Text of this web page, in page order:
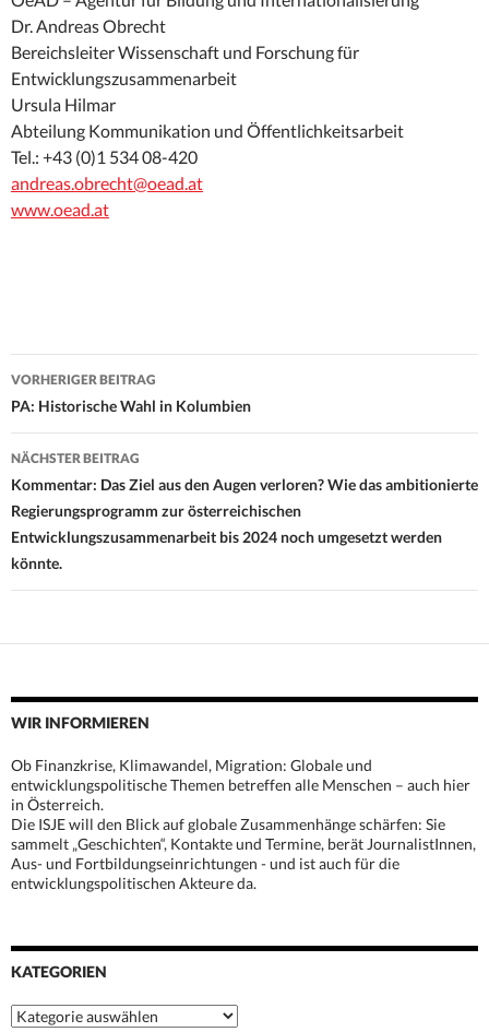
Dr. Andreas Obrecht
Bereichsleiter Wissenschaft und Forschung für
Entwicklungszusammenarbeit
Ursula Hilmar
Abteilung Kommunikation und Öffentlichkeitsarbeit
Tel.: +43 (0)1 534 08-420
andreas.obrecht@oead.at
www.oead.at
Beitrags-
Navigation
VORHERIGER BEITRAG
PA: Historische Wahl in Kolumbien
NÄCHSTER BEITRAG
Kommentar: Das Ziel aus den Augen verloren? Wie das ambitionierte
Regierungsprogramm zur österreichischen
Entwicklungszusammenarbeit bis 2024 noch umgesetzt werden
könnte.
WIR INFORMIEREN
Ob Finanzkrise, Klimawandel, Migration: Globale und
entwicklungspolitische Themen betreffen alle Menschen – auch hier
in Österreich.
Die ISJE will den Blick auf globale Zusammenhänge schärfen: Sie
sammelt „Geschichten“, Kontakte und Termine, berät JournalistInnen,
Aus- und Fortbildungseinrichtungen - und ist auch für die
entwicklungspolitischen Akteure da.
KATEGORIEN
Kategorien